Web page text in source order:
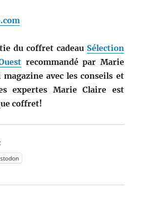
du coffret cadeau Sélection
recommandé par Marie
avec les conseils et
expertes Marie Claire est
coffret!